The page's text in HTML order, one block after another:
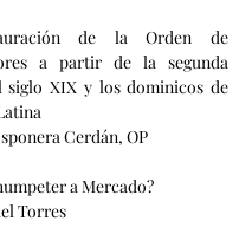
de la Orden de
a partir de la segunda
siglo XIX y los dominicos de
Latina
Cerdán, OP
a Mercado?